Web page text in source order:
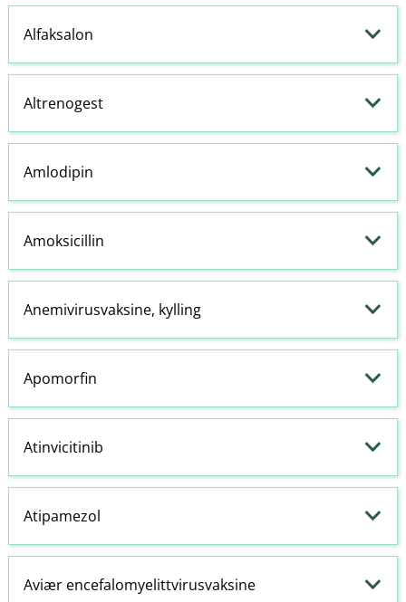
Alfaksalon
Altrenogest
Amlodipin
Amoksicillin
Anemivirusvaksine, kylling
Apomorfin
Atinvicitinib
Atipamezol
Aviær encefalomyelittvirusvaksine